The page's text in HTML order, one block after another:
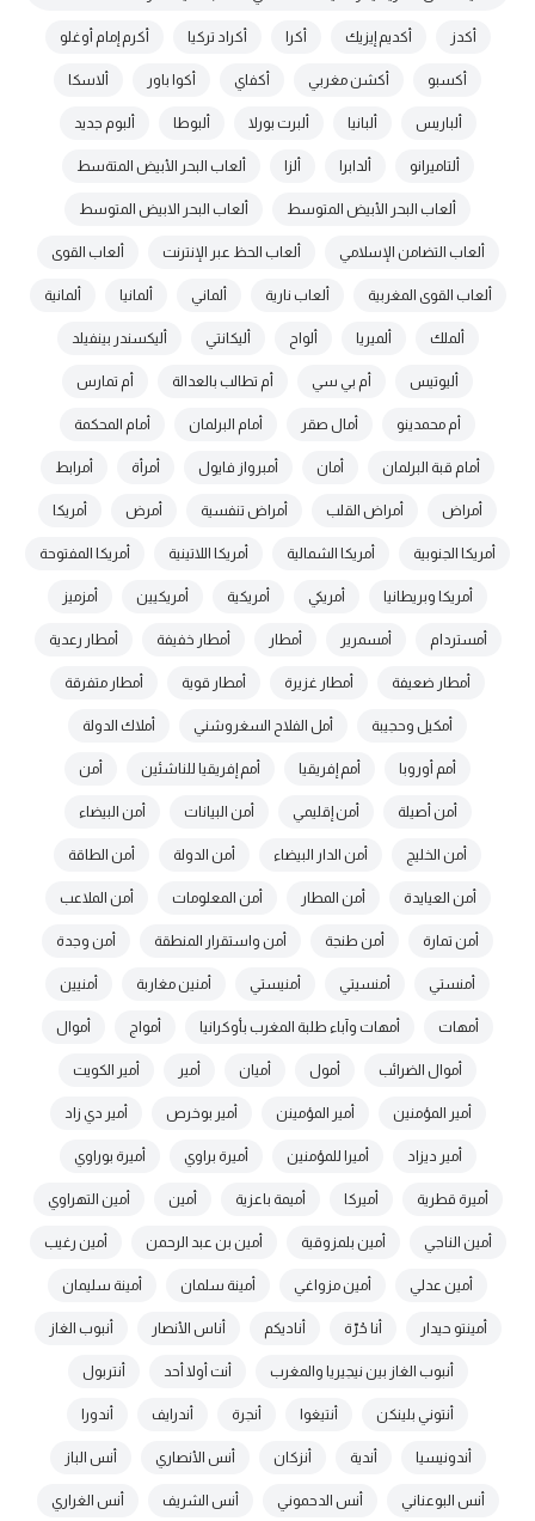
أكدز أكديم إيزيك أكرا أكراد تركيا أكرم إمام أوغلو
أكسبو أكشن مغربي أكفاي أكوا باور ألاسكا
ألباريس ألبانيا ألبرت بورلا ألبوطا ألبوم جديد
ألتاميرانو ألدابرا ألزا ألعاب البحر الأبيض المتةسط
ألعاب البحر الأبيض المتوسط ألعاب البحر الابيض المتوسط
ألعاب التضامن الإسلامي ألعاب الحظ عبر الإنترنت ألعاب القوى
ألعاب القوى المغربية ألعاب نارية ألماني ألمانيا ألمانية
ألملك ألميريا ألواح أليكانتي أليكسندر بينفيلد
أليوتيس أم بي سي أم تطالب بالعدالة أم تمارس
أم محمدينو أمال صقر أمام البرلمان أمام المحكمة
أمام قبة البرلمان أمان أمبرواز فايول أمرأة أمرابط
أمراض أمراض القلب أمراض تنفسية أمرض أمريكا
أمريكا الجنوبية أمريكا الشمالية أمريكا اللاتينية أمريكا المفتوحة
أمريكا وبريطانيا أمريكي أمريكية أمريكيين أمزميز
أمستردام أمسمرير أمطار أمطار خفيفة أمطار رعدية
أمطار ضعيفة أمطار غزيرة أمطار قوية أمطار متفرقة
أمكيل وحجيبة أمل الفلاح السغروشني أملاك الدولة
أمم أوروبا أمم إفريقيا أمم إفريقيا للناشئين أمن
أمن أصيلة أمن إقليمي أمن البيانات أمن البيضاء
أمن الخليج أمن الدار البيضاء أمن الدولة أمن الطاقة
أمن العيايدة أمن المطار أمن المعلومات أمن الملاعب
أمن تمارة أمن طنجة أمن واستقرار المنطقة أمن وجدة
أمنستي أمنسيتي أمنيستي أمنين مغاربة أمنيين
أمهات أمهات وآباء طلبة المغرب بأوكرانيا أمواج أموال
أموال الضرائب أمول أميان أمير أمير الكويت
أمير المؤمنين أمير المؤمينن أمير بوخرص أمير دي زاد
أمير ديزاد أميرا للمؤمنين أميرة براوي أميرة بوراوي
أميرة قطرية أميركا أميمة باعزية أمين أمين التهراوي
أمين الناجي أمين بلمزوقية أمين بن عبد الرحمن أمين رغيب
أمين عدلي أمين مزواغي أمينة سلمان أمينة سليمان
أمينتو حيدار أنا حُرّة أناديكم أناس الأنصار أنبوب الغاز
أنبوب الغاز بين نيجيريا والمغرب أنت أولا أحد أنتربول
أنتوني بلينكن أنتيغوا أنجرة أندرايف أندورا
أندونيسيا أندية أنزكان أنس الأنصاري أنس الباز
أنس البوعناني أنس الدحموني أنس الشريف أنس الغراري